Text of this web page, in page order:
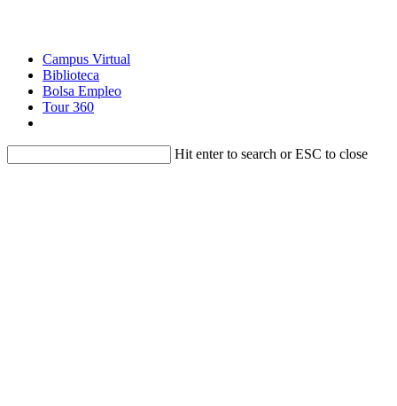
Campus Virtual
Biblioteca
Bolsa Empleo
Tour 360
Hit enter to search or ESC to close